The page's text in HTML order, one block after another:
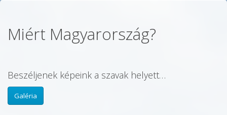
Miért Magyarország?
Beszéljenek képeink a szavak helyett…
Galéria